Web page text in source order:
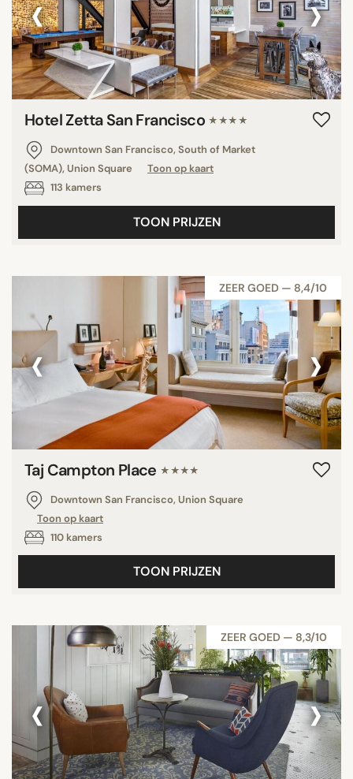
‹ ›
Hotel Zetta San Francisco ★★★★
Downtown San Francisco, South of Market
(SOMA), Union Square
Toon op kaart
113 kamers
TOON PRIJZEN
ZEER GOED — 8,4/10
‹ ›
Taj Campton Place ★★★★
Downtown San Francisco, Union Square
Toon op kaart
110 kamers
TOON PRIJZEN
ZEER GOED — 8,3/10
‹ ›